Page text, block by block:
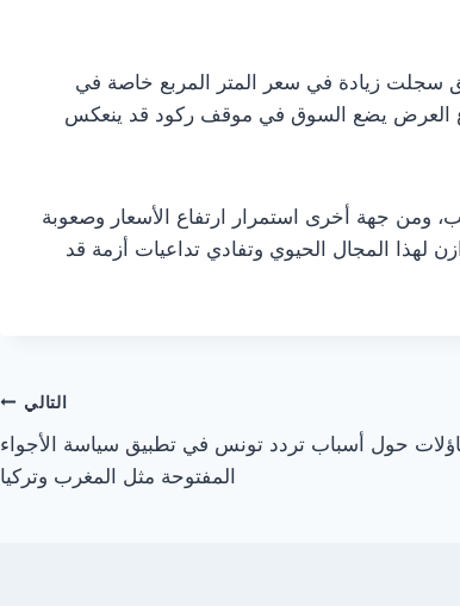
سجلت زيادة في سعر المتر المربع خاصة في
العرض يضع السوق في موقف ركود قد ينعكس
ومن جهة أخرى استمرار ارتفاع الأسعار وصعوبة
لهذا المجال الحيوي وتفادي تداعيات أزمة قد
التالي
حول أسباب تردد تونس في تطبيق سياسة الأجواء
المفتوحة مثل المغرب وتركيا